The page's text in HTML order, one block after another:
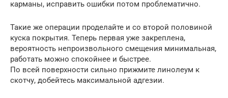
карманы, исправить ошибки потом проблематично.
Такие же операции проделайте и со второй половиной
куска покрытия. Теперь первая уже закреплена,
вероятность непроизвольного смещения минимальная,
работать можно спокойнее и быстрее.
По всей поверхности сильно прижмите линолеум к
скотчу, добейтесь максимальной адгезии.